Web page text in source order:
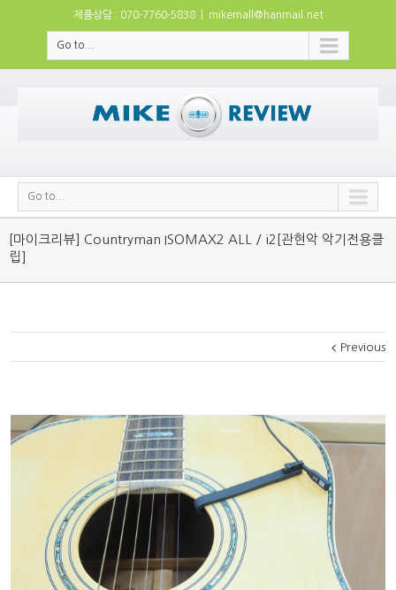
제품상담 : 070-7760-5838 mikemall@hanmail.net
Go to...
Go to...
[마이크리뷰] Countryman ISOMAX2 ALL / i2[관현악 악기전용클
립]
Previous